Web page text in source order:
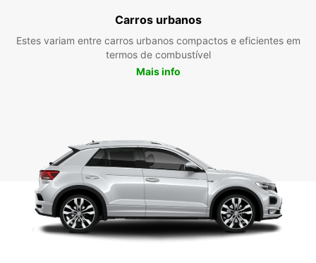
Carros urbanos
Estes variam entre carros urbanos compactos e eficientes em
termos de combustível
Mais info